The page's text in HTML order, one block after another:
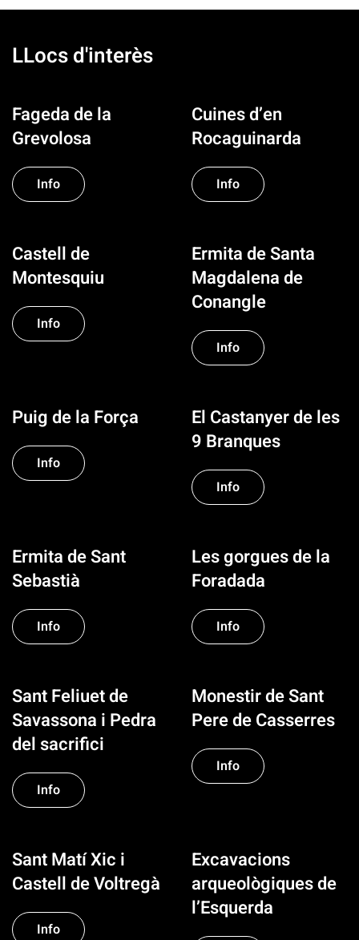
LLocs d'interès
Fageda de la
Grevolosa
Info
Cuines d’en
Rocaguinarda
Info
Castell de
Montesquiu
Info
Ermita de Santa
Magdalena de
Conangle
Info
Puig de la Força
Info
El Castanyer de les
9 Branques
Info
Ermita de Sant
Sebastià
Info
Les gorgues de la
Foradada
Info
Sant Feliuet de
Savassona i Pedra
del sacrifici
Info
Monestir de Sant
Pere de Casserres
Info
Sant Matí Xic i
Castell de Voltregà
Info
Excavacions
arqueològiques de
l’Esquerda